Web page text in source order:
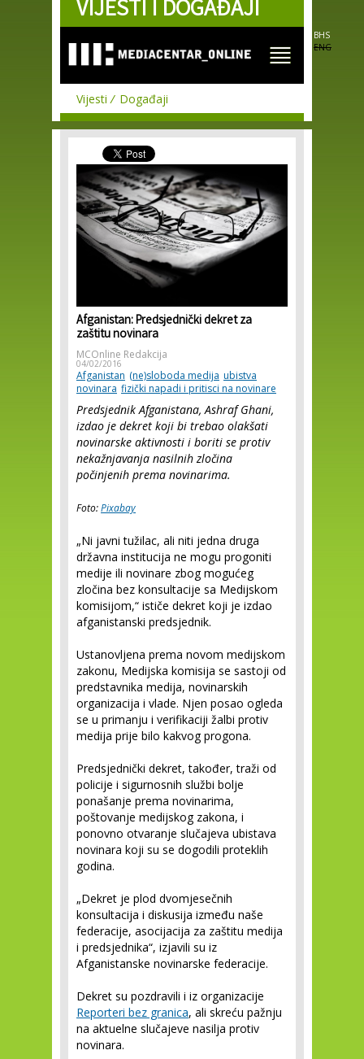
Skip to
main
VIJESTI I DOGAĐAJI
BHS
ENG
Vijesti Događaji
Afganistan: Predsjednički dekret za
zaštitu novinara
MCOnline Redakcija
04/02/2016
Afganistan (ne)sloboda medija ubistva
novinara fizički napadi i pritisci na novinare
Predsjednik Afganistana, Ashraf Ghani,
izdao je dekret koji bi trebao olakšati
novinarske aktivnosti i boriti se protiv
nekažnjavanja nasilnih zločina
počinjenih prema novinarima.
Foto:Pixabay
„Ni javni tužilac, ali niti jedna druga
državna institucija ne mogu progoniti
medije ili novinare zbog mogućeg
zločina bez konsultacije sa Medijskom
komisijom,“ ističe dekret koji je izdao
afganistanski predsjednik.
Ustanovljena prema novom medijskom
zakonu, Medijska komisija se sastoji od
predstavnika medija, novinarskih
organizacija i vlade. Njen posao ogleda
se u primanju i verifikaciji žalbi protiv
medija prije bilo kakvog progona.
Predsjednički dekret, također, traži od
policije i sigurnosnih službi bolje
ponašanje prema novinarima,
poštovanje medijskog zakona, i
ponovno otvaranje slučajeva ubistava
novinara koji su se dogodili proteklih
godina.
„Dekret je plod dvomjesečnih
konsultacija i diskusija između naše
federacije, asocijacija za zaštitu medija
i predsjednika“, izjavili su iz
Afganistanske novinarske federacije.
Dekret su pozdravili i iz organizacije
Reporteri bez granica, ali skreću pažnju
na aktuelne slučajeve nasilja protiv
novinara.